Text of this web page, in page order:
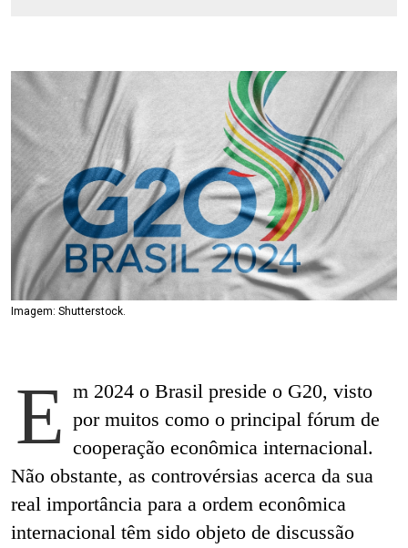
Imagem: Shutterstock.
E m 2024 o Brasil preside o G20, visto
por muitos como o principal fórum de
cooperação econômica internacional.
Não obstante, as controvérsias acerca da sua
real importância para a ordem econômica
internacional têm sido objeto de discussão